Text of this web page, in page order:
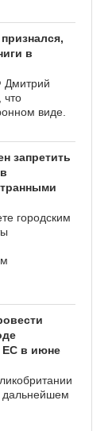
в
Дмитрий
что
виде.
запретить
городским
ЕС в июне
дальнейшем